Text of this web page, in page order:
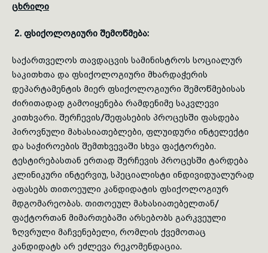
ცხრილი
2. ფსიქოლოგიური შემოწმება:
საქართველოს თავდაცვის სამინისტროს სოციალურ
საკითხთა და ფსიქოლოგიური მხარდაჭერის
დეპარტამენტის მიერ ფსიქოლოგიური შემოწმებისას
ძირითადად გამოიყენება რამდენიმე საკვლევი
კითხვარი. შერჩევის/შეფასების პროცესში ფასდება
პიროვნული მახასიათებლები, ფლუიდური ინტელექტი
და საჭიროების შემთხვევაში სხვა ფაქტორები.
ტესტირებასთან ერთად შერჩევის პროცესში ტარდება
კლინიკური ინტერვიუ, სპეციალისტი ინდივიდუალურად
აფასებს თითოეული კანდიდატის ფსიქოლოგიურ
მდგომარეობას. თითოეულ მახასიათებელთან/
ფაქტორთან მიმართებაში არსებობს გარკვეული
ზღვრული მაჩვენებელი, რომლის ქვემოთაც
კანდიდატს არ ეძლევა რეკომენდაცია.